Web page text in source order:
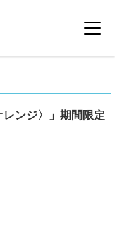
メ
レンジ〉」期間限定